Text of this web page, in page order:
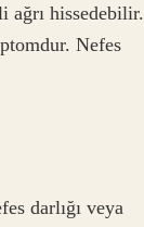
ağrı hissedebilir.
Nefes
darlığı veya